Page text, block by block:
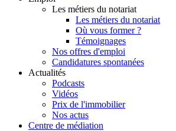
Les métiers du notariat
Les métiers du notariat
Où vous former ?
Témoignages
Nos offres d'emploi
Candidatures spontanées
Actualités
Podcasts
Vidéos
Prix de l'immobilier
Nos actus
Centre de médiation